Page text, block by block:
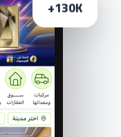
130K+